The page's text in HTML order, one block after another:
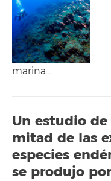
marina…
Un estudio de
mitad de las
especies
se produjo